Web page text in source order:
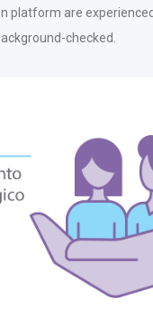
platform are
checked.